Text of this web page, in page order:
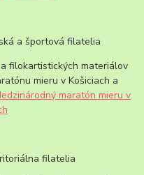
a športová filatelia
filokartistických materiálov
mieru v Košiciach a
maratón mieru v
filatelia